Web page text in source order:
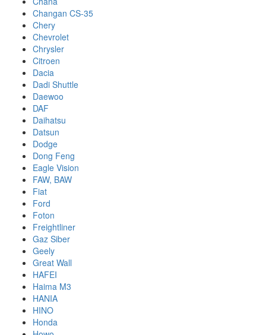
Changan CS-35
Chery
Chevrolet
Chrysler
Citroen
Dacia
Dadi Shuttle
Daewoo
DAF
Daihatsu
Datsun
Dodge
Dong Feng
Eagle Vision
FAW, BAW
Fiat
Ford
Foton
Freightliner
Gaz Siber
Geely
Great Wall
HAFEI
Haima M3
HANIA
HINO
Honda